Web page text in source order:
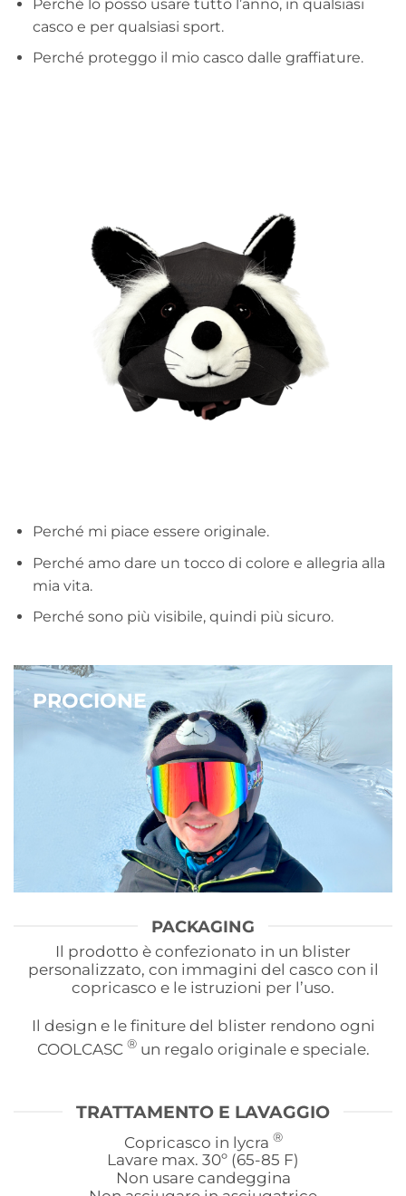
Perché lo posso usare tutto l’anno, in qualsiasi
casco e per qualsiasi sport.
Perché proteggo il mio casco dalle graffiature.
Perché mi piace essere originale.
Perché amo dare un tocco di colore e allegria alla
mia vita.
Perché sono più visibile, quindi più sicuro.
PROCIONE
PACKAGING
Il prodotto è confezionato in un blister
personalizzato, con immagini del casco con il
copricasco e le istruzioni per l’uso.
Il design e le finiture del blister rendono ogni
COOLCASC®un regalo originale e speciale.
TRATTAMENTO E LAVAGGIO
Copricasco in lycra ®
Lavare max. 30º (65-85 F)
Non usare candeggina